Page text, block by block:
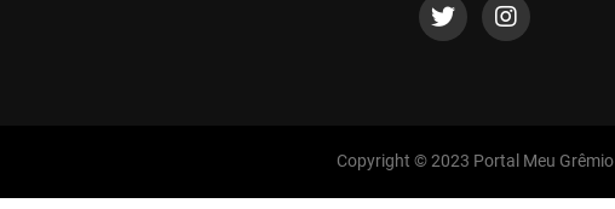
Copyright © 2023 Portal Meu Grêmio